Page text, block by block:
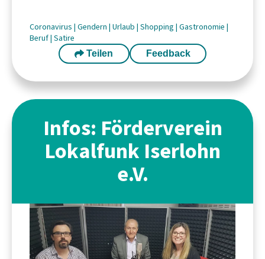
Coronavirus | Gendern | Urlaub | Shopping | Gastronomie |
Beruf| Satire
Teilen Feedback
Infos: Förderverein
Lokalfunk Iserlohn
e.V.